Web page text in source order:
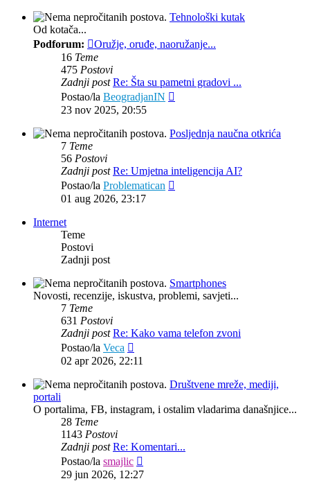
Tehnološki kutak
Od kotača...
Podforum:
Oružje, oruđe, naoružanje...
16 Teme
475 Postovi
Zadnji post Re: Šta su pametni gradovi ...
Postao/la BeogradjanIN
23 nov 2025, 20:55
Posljednja naučna otkrića
7 Teme
56 Postovi
Zadnji post Re: Umjetna inteligencija AI?
Postao/la Problematican
01 aug 2026, 23:17
Internet
Teme
Postovi
Zadnji post
Smartphones
Novosti, recenzije, iskustva, problemi, savjeti...
7 Teme
631 Postovi
Zadnji post Re: Kako vama telefon zvoni
Postao/la Veca
post
02 apr 2026, 22:11
Društvene mreže, mediji,
portali
O portalima, FB, instagram, i ostalim vladarima današnjice...
28 Teme
1143 Postovi
Zadnji post Re: Komentari...
Postao/la smajlic
post
29 jun 2026, 12:27